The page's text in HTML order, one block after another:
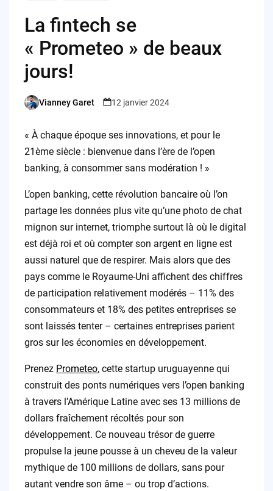
La fintech se
« Prometeo » de beaux
jours!
Posted
Vianney Garet 12 janvier 2024
« À chaque époque ses innovations, et pour le
21ème siècle : bienvenue dans l’ère de l’open
banking, à consommer sans modération ! »
L’open banking, cette révolution bancaire où l’on
partage les données plus vite qu’une photo de chat
mignon sur internet, triomphe surtout là où le digital
est déjà roi et où compter son argent en ligne est
aussi naturel que de respirer. Mais alors que des
pays comme le Royaume-Uni affichent des chiffres
de participation relativement modérés – 11% des
consommateurs et 18% des petites entreprises se
sont laissés tenter – certaines entreprises parient
gros sur les économies en développement.
Prenez Prometeo, cette startup uruguayenne qui
construit des ponts numériques vers l’open banking
à travers l’Amérique Latine avec ses 13 millions de
dollars fraîchement récoltés pour son
développement. Ce nouveau trésor de guerre
propulse la jeune pousse à un cheveu de la valeur
mythique de 100 millions de dollars, sans pour
autant vendre son âme – ou trop d’actions.